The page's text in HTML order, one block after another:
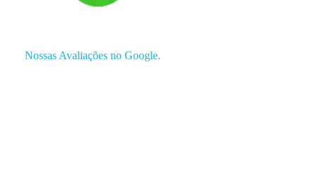
Nossas Avaliações no Google.